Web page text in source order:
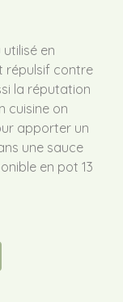
en
répulsif contre
la réputation
cuisine on
apporter un
une sauce
en pot 13